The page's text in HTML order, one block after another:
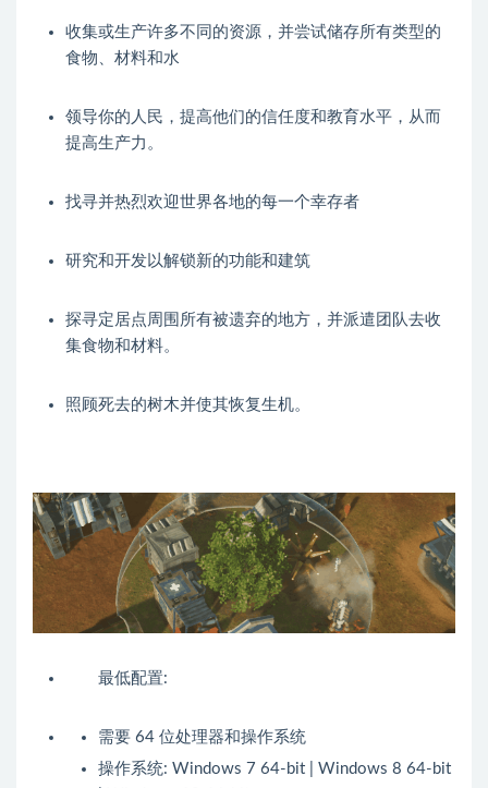
收集或生产许多不同的资源，并尝试储存所有类型的
食物、材料和水
领导你的人民，提高他们的信任度和教育水平，从而
提高生产力。
找寻并热烈欢迎世界各地的每一个幸存者
研究和开发以解锁新的功能和建筑
探寻定居点周围所有被遗弃的地方，并派遣团队去收
集食物和材料。
照顾死去的树木并使其恢复生机。
最低配置:
需要 64 位处理器和操作系统
操作系统: Windows 7 64-bit | Windows 8 64-bit